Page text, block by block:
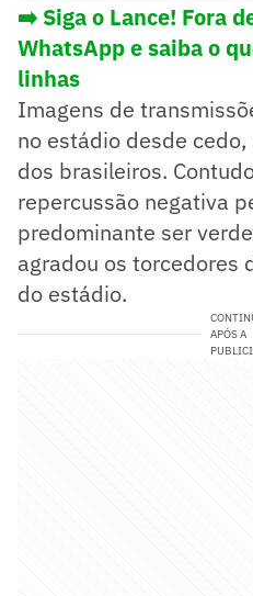
➡️ Siga o Lance! Fora
WhatsApp e saiba o
linhas
Imagens de
no estádio desde
dos brasileiros.
repercussão negativa
predominante ser
agradou os torcedores
do estádio.
APÓS A